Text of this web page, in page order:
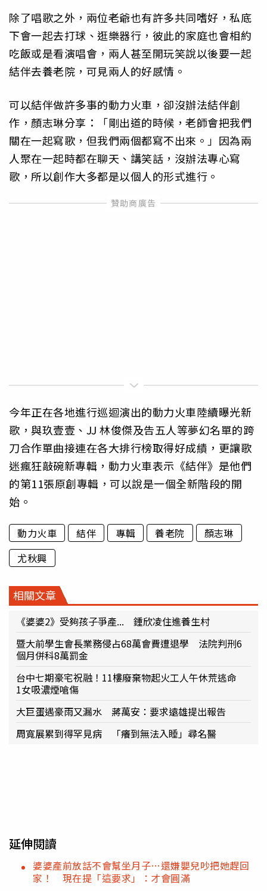
除了唱歌之外，兩位老爺也有許多共同嗜好，私底
下會一起去打球、逛樂器行，彼此的家庭也會相約
吃飯或是看演唱會，兩人甚至開玩笑說以後要一起
結伴去養老院，可見兩人的好感情。
可以結伴做許多事的動力火車，卻沒辦法結伴創
作，顏志琳分享：「剛出道的時候，老師會把我們
關在一起寫歌，但我們兩個都寫不出來。」因為兩
人聚在一起時都在聊天、講笑話，沒辦法專心寫
歌，所以創作大多都是以個人的形式進行。
今年正在各地進行巡迴演出的動力火車陸續曝光新
歌，與玖壹壹、JJ 林俊傑及告五人等夢幻名單的跨
刀合作單曲接連在各大排行榜取得好成績，更讓歌
迷瘋狂敲碗新專輯，動力火車表示《結伴》是他們
的第11張原創專輯，可以說是一個全新階段的開
始。
動力火車 結伴 專輯 養老院
顏志琳
尤秋興
相關文章
《婆婆2》受夠孩子爭產... 鍾欣凌住進養生村
暨大前學生會長業務侵占68萬會費遭退學 法院判刑6
個月併科8萬罰金
台中七期豪宅祝融！11樓廢棄物起火工人午休荒逃命
1女吸濃煙嗆傷
大巨蛋遇豪雨又漏水 蔣萬安：要求遠雄提出報告
周寬展累到得罕見病 「癢到無法入睡」尋名醫
延伸閱讀
婆婆產前放話不會幫坐月子…還嫌嬰兒吵把她趕回
家！ 現在提「這要求」：才會圓滿